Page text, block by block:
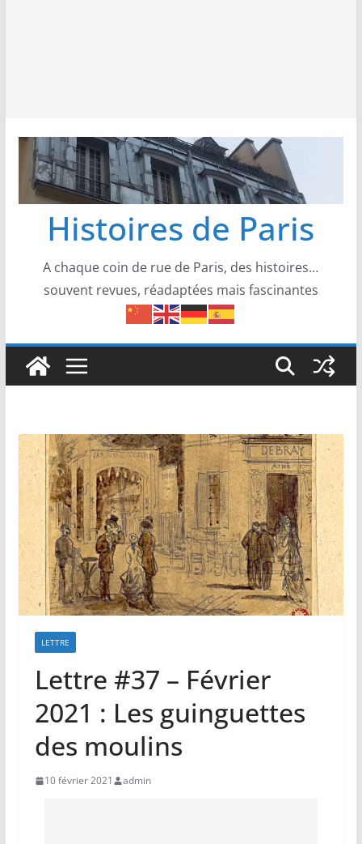
Histoires de Paris
A chaque coin de rue de Paris, des histoires…
souvent revues, réadaptées mais fascinantes
LETTRE
Lettre #37 – Février
2021 : Les guinguettes
des moulins
10 février 2021 admin